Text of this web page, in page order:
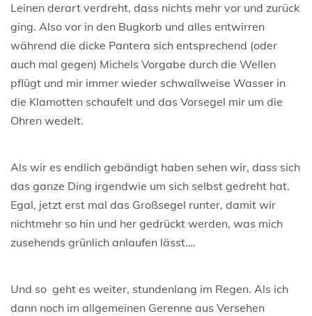
Leinen derart verdreht, dass nichts mehr vor und zurück
ging. Also vor in den Bugkorb und alles entwirren
während die dicke Pantera sich entsprechend (oder
auch mal gegen) Michels Vorgabe durch die Wellen
pflügt und mir immer wieder schwallweise Wasser in
die Klamotten schaufelt und das Vorsegel mir um die
Ohren wedelt.
Als wir es endlich gebändigt haben sehen wir, dass sich
das ganze Ding irgendwie um sich selbst gedreht hat.
Egal, jetzt erst mal das Großsegel runter, damit wir
nichtmehr so hin und her gedrückt werden, was mich
zusehends grünlich anlaufen lässt….
Und so geht es weiter, stundenlang im Regen. Als ich
dann noch im allgemeinen Gerenne aus Versehen